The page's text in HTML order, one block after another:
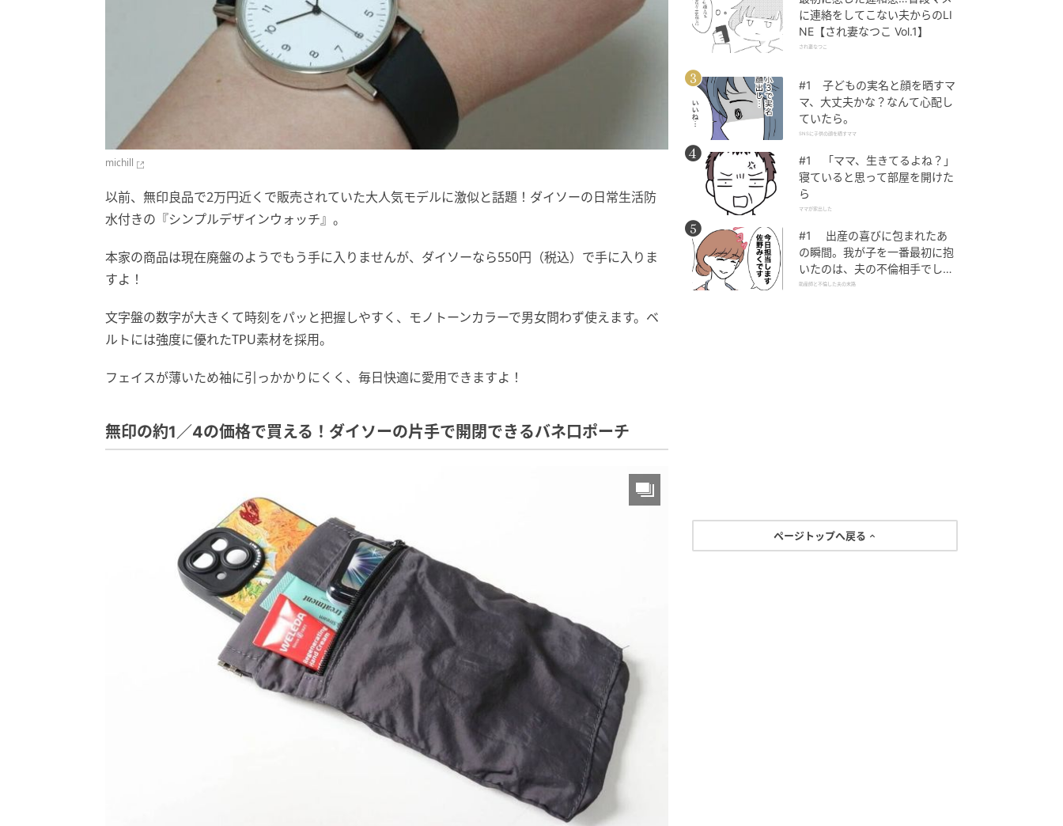
michill
以前、無印良品で2万円近くで販売されていた大人気モデルに激似と話題！ダイソーの日常生活防
水付きの『シンプルデザインウォッチ』。
本家の商品は現在廃盤のようでもう手に入りませんが、ダイソーなら550円（税込）で手に入りま
すよ！
文字盤の数字が大きくて時刻をパッと把握しやすく、モノトーンカラーで男女問わず使えます。ベ
ルトには強度に優れたTPU素材を採用。
フェイスが薄いため袖に引っかかりにくく、毎日快適に愛用できますよ！
無印の約1／4の価格で買える！ダイソーの片手で開閉できるバネ口ポーチ
に連絡をしてこない夫からのLI
NE【され妻なつこ Vol.1】
され妻なつこ
#1 子どもの実名と顔を晒すマ
マ、大丈夫かな？なんて心配し
ていたら。
SNSに子供の顔を晒すママ
#1 「ママ、生きてるよね？」
寝ていると思って部屋を開けた
ら
ママが家出した
#1 出産の喜びに包まれたあ
の瞬間。我が子を一番最初に抱
いたのは、夫の不倫相手でし
た。
助産師と不倫した夫の末路
ページトップへ戻る